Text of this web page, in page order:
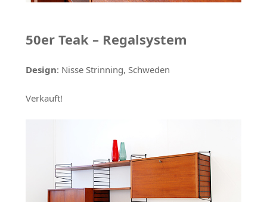
50er Teak – Regalsystem
Design: Nisse Strinning, Schweden
Verkauft!